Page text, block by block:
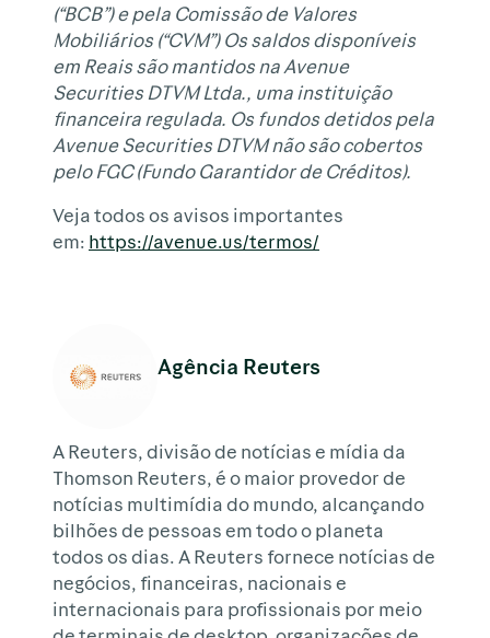
(“BCB”) e pela Comissão de Valores
Mobiliários (“CVM”) Os saldos disponíveis
em Reais são mantidos na Avenue
Securities DTVM Ltda., uma instituição
financeira regulada. Os fundos detidos pela
Avenue Securities DTVM não são cobertos
pelo FGC (Fundo Garantidor de Créditos).
Veja todos os avisos importantes
em: https://avenue.us/termos/
Agência Reuters
A Reuters, divisão de notícias e mídia da
Thomson Reuters, é o maior provedor de
notícias multimídia do mundo, alcançando
bilhões de pessoas em todo o planeta
todos os dias. A Reuters fornece notícias de
negócios, financeiras, nacionais e
internacionais para profissionais por meio